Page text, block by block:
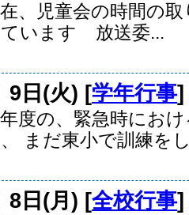
、児童会の時間の
います 放送委...
9日(火) [学年行事
度の、緊急時にお
まだ東小で訓練を
8日(月) [全校行事